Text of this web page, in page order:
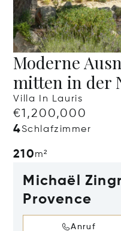
Moderne
mitten in der
Villa In Lauris
€1,200,000
4Schlafzimmer
210m²
Michaël
Provence
Anruf